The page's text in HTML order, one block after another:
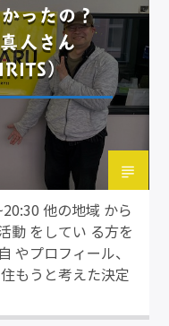
ったの？
人さん
）
他の地域 から
動 をしてい る方を
やプロフィール、
もうと考えた決定